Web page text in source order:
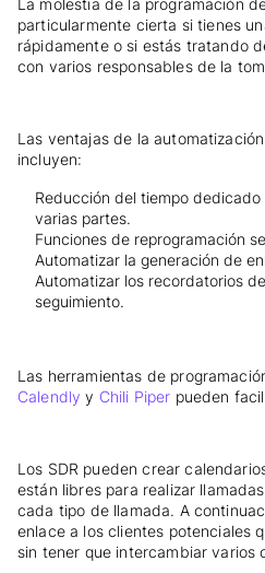
particularmente cierta si tienes
rápidamente o si estás tratando
con varios responsables de la
Las ventajas de la
incluyen:
Reducción del tiempo
varias partes.
Funciones de reprogramación
Automatizar la generación de
Automatizar los recordatorios
seguimiento.
Las herramientas de
Calendly y Chili Piper pueden
Los SDR pueden crear
están libres para realizar
cada tipo de llamada. A
enlace a los clientes potenciales
sin tener que intercambiar varios